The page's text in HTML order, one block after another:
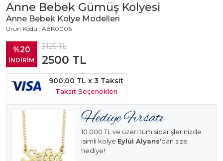
Anne Bebek Gümüş Kolyesi
Anne Bebek Kolye Modelleri
Ürün Kodu : ABK0006
%20
İNDİRİM
3125TL
2500 TL
900,00 TL x 3 Taksit
Taksit Seçenekleri
10.000 TL ve üzeri tüm siparişlerinizde
isimli kolye Eylül Alyans'dan size
hediye!